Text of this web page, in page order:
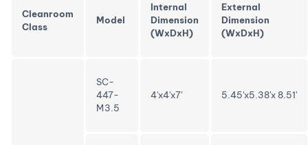
Cleanroom
Class
Model
Internal
Dimension
(WxDxH)
External
Dimension
(WxDxH)
SC-
447-
M3.5
4'x4'x7' 5.45'x5.38'x 8.51'